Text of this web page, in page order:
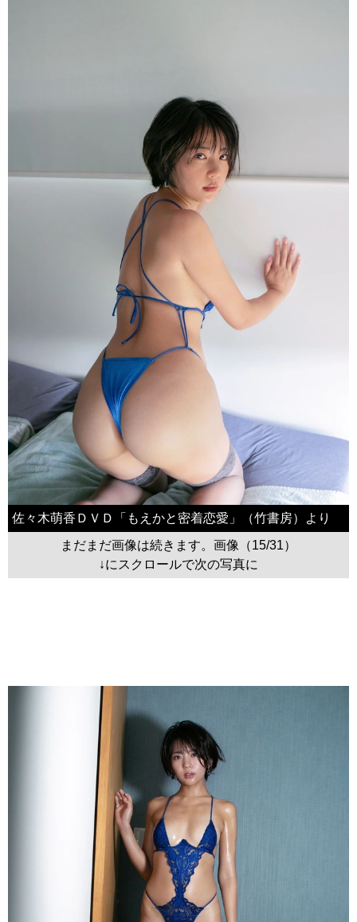
佐々木萌香ＤＶＤ「もえかと密着恋愛」（竹書房）より
まだまだ画像は続きます。画像（15/31）
↓にスクロールで次の写真に